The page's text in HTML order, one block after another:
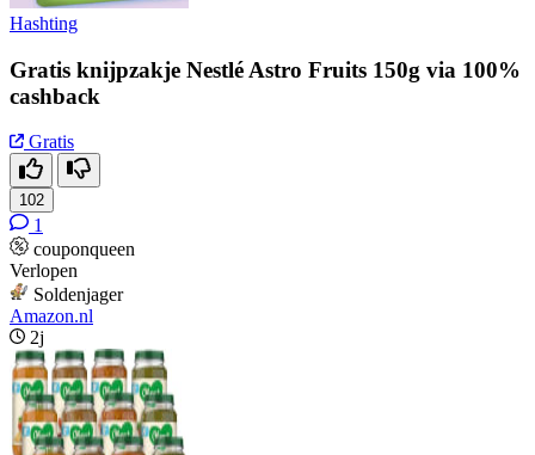
Hashting
Gratis knijpzakje Nestlé Astro Fruits 150g via 100%
cashback
Gratis
102
1
couponqueen
Verlopen
Soldenjager
Amazon.nl
2j